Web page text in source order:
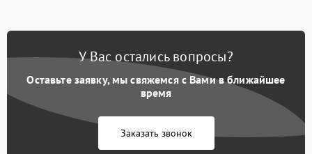
цветов дисплея
Подробнее →
коркое время
1000 ₽ Подробнее →
1500 ₽ Подробнее →
У Вас остались вопросы?
Оставьте заявку, мы свяжемся с Вами в ближайшее
время
Заказать звонок